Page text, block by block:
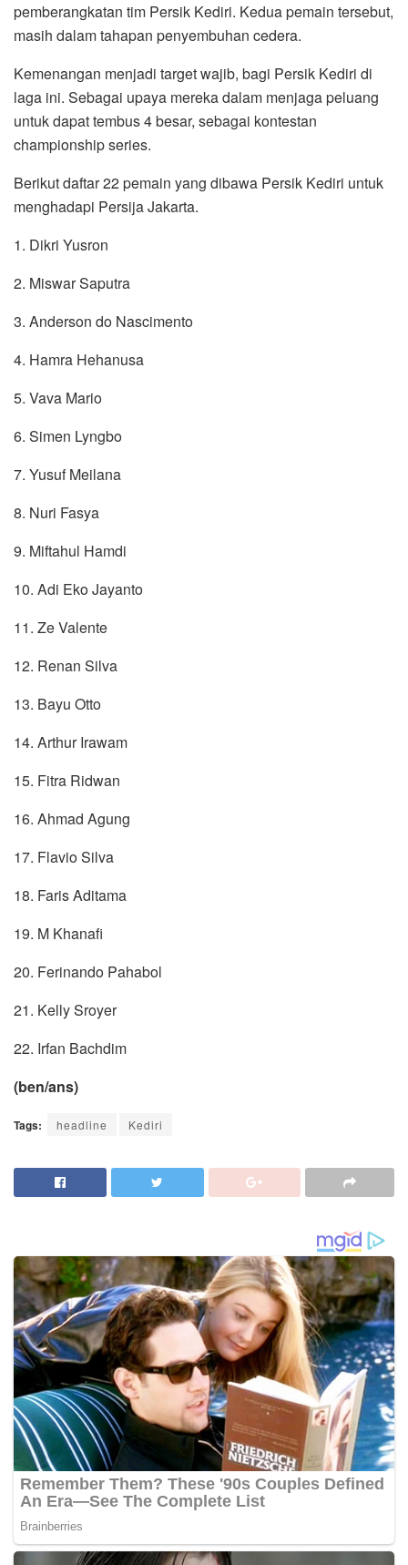
pemberangkatan tim Persik Kediri. Kedua pemain tersebut,
masih dalam tahapan penyembuhan cedera.
Kemenangan menjadi target wajib, bagi Persik Kediri di
laga ini. Sebagai upaya mereka dalam menjaga peluang
untuk dapat tembus 4 besar, sebagai kontestan
championship series.
Berikut daftar 22 pemain yang dibawa Persik Kediri untuk
menghadapi Persija Jakarta.
1. Dikri Yusron
2. Miswar Saputra
3. Anderson do Nascimento
4. Hamra Hehanusa
5. Vava Mario
6. Simen Lyngbo
7. Yusuf Meilana
8. Nuri Fasya
9. Miftahul Hamdi
10. Adi Eko Jayanto
11. Ze Valente
12. Renan Silva
13. Bayu Otto
14. Arthur Irawam
15. Fitra Ridwan
16. Ahmad Agung
17. Flavio Silva
18. Faris Aditama
19. M Khanafi
20. Ferinando Pahabol
21. Kelly Sroyer
22. Irfan Bachdim
(ben/ans)
Tags: headline Kediri